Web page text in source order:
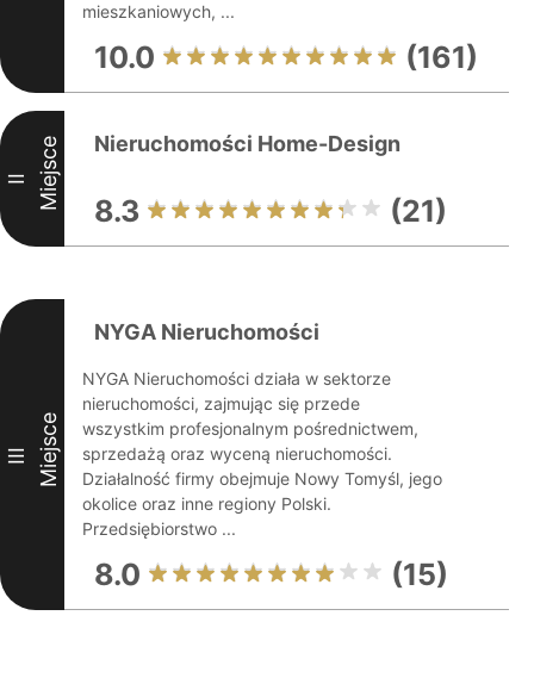
mieszkaniowych, ...
10.0 (161)
II Miejsce Nieruchomości Home-Design
8.3 (21)
III Miejsce
NYGA Nieruchomości
NYGA Nieruchomości działa w sektorze
nieruchomości, zajmując się przede
wszystkim profesjonalnym pośrednictwem,
sprzedażą oraz wyceną nieruchomości.
Działalność firmy obejmuje Nowy Tomyśl, jego
okolice oraz inne regiony Polski.
Przedsiębiorstwo ...
8.0 (15)